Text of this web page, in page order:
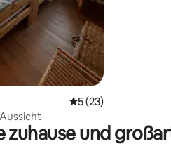
Durchschnittliche
5 (23)
zuhause und